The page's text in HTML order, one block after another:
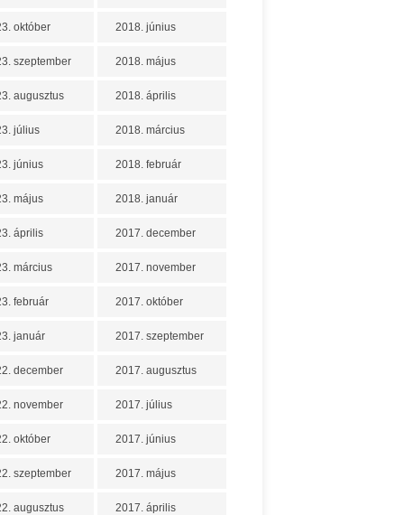
október
szeptember
augusztus
július
június
május
április
március
február
január
december
november
október
szeptember
augusztus
2018. június
2018. május
2018. április
2018. március
2018. február
2018. január
2017. december
2017. november
2017. október
2017. szeptember
2017. augusztus
2017. július
2017. június
2017. május
2017. április